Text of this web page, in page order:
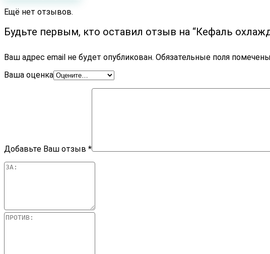
Ещё нет отзывов.
Будьте первым, кто оставил отзыв на “Кефаль
Ваш адрес email не будет опубликован. Обязательные поля помечены
Ваша оценка
Добавьте Ваш отзыв *